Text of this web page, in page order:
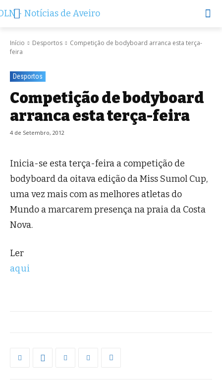
Início Desportos
Competição de bodyboard arranca esta terça-
feira
Desportos
Competição de bodyboard
arranca esta terça-feira
4 de Setembro, 2012
Inicia-se esta terça-feira a competição de
bodyboard da oitava edição da Miss Sumol Cup,
uma vez mais com as melhores atletas do
Mundo a marcarem presença na praia da Costa
Nova.
Ler
aqui